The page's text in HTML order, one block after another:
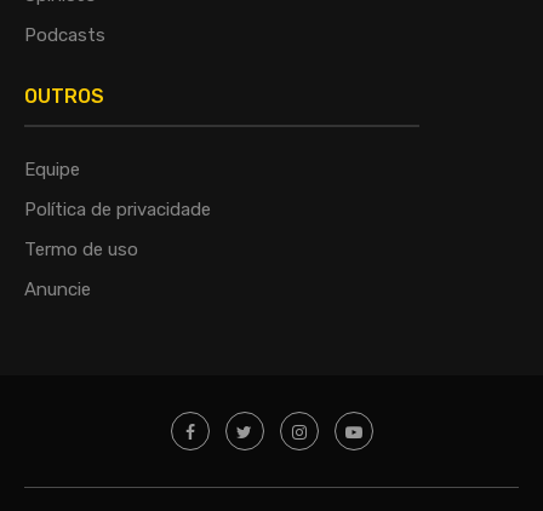
Podcasts
OUTROS
Equipe
Política de privacidade
Termo de uso
Anuncie